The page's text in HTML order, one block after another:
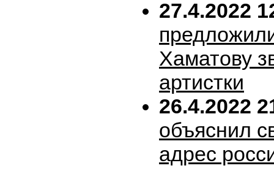
27.4.2022
Хаматову
артистки
26.4.2022
объяснил
адрес